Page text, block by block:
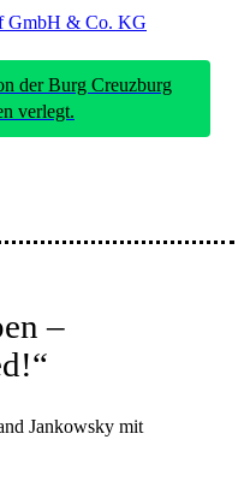
GmbH & Co. KG
der Burg Creuzburg
verlegt.
–
Jankowsky mit